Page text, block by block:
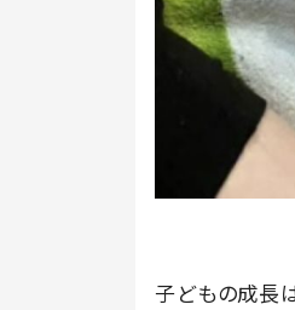
子どもの成長